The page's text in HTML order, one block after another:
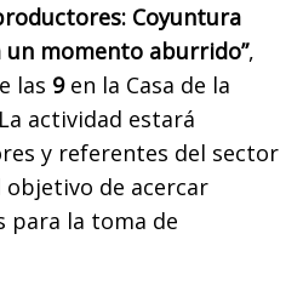
Coyuntura
momento aburrido”,
las 9en la Casa de la
actividad estará
y referentes del sector
de acercar
para la toma de